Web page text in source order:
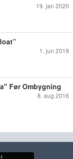
19. jan 2020
1. jun 2019
Før Ombygning
8. aug 2016